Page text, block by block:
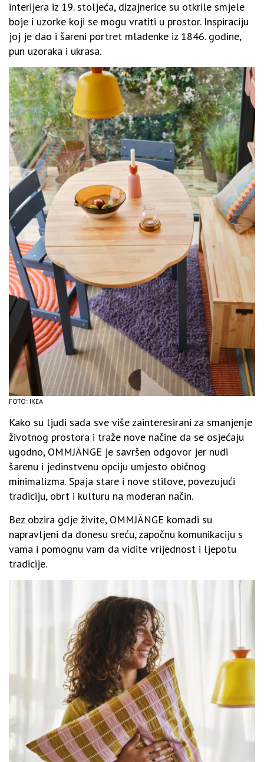
interijera iz 19. stoljeća, dizajnerice su otkrile smjele
boje i uzorke koji se mogu vratiti u prostor. Inspiraciju
joj je dao i šareni portret mladenke iz 1846. godine,
pun uzoraka i ukrasa.
FOTO: IKEA
Kako su ljudi sada sve više zainteresirani za smanjenje
životnog prostora i traže nove načine da se osjećaju
ugodno, OMMJÄNGE je savršen odgovor jer nudi
šarenu i jedinstvenu opciju umjesto običnog
minimalizma. Spaja stare i nove stilove, povezujući
tradiciju, obrt i kulturu na moderan način.
Bez obzira gdje živite, OMMJÄNGE komadi su
napravljeni da donesu sreću, započnu komunikaciju s
vama i pomognu vam da vidite vrijednost i ljepotu
tradicije.